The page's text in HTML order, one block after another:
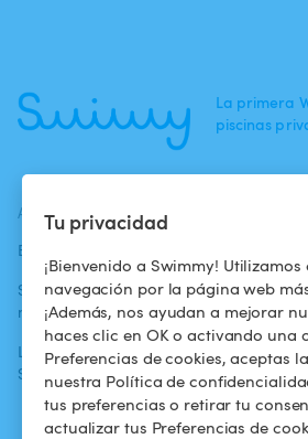
Tu privacidad
¡Bienvenido a Swimmy!
navegación por la página web
¡Además, nos ayudan a mejorar
haces clic en OK o activando una
Preferencias de cookies, aceptas
nuestra Política de
tus preferencias o retirar tu
actualizar tus Preferencias de
La primera
piscinas
ACTUALIDADES
Blog
Swimmy en los
medios
La aventura
Swimmy
Para los
propietarios
Alquilar mi
piscina
¿Cómo funciona?